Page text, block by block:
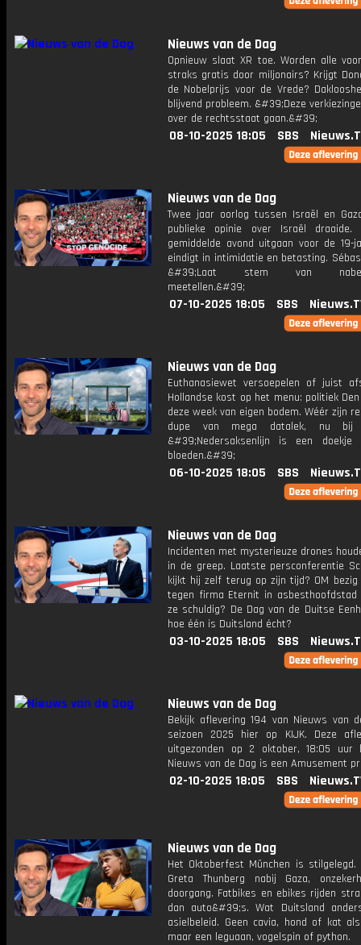
Nieuws van de Dag
Opnieuw slaat XR toe. Worden alle
straks gratis door miljonairs? Krijgt
de Nobelprijs voor de Vrede?
blijvend probleem. &#39;Deze
over de rechtsstaat gaan.&#39;
08-10-2025 18:05 SBS
Nieuws van de Dag
Twee jaar oorlog tussen Israël en
publieke opinie over Israël draaide.
gemiddelde avond uitgaan voor de 19-
eindigt in intimidatie en betasting.
&#39;Laat stem van
meetellen.&#39;
07-10-2025 18:05 SBS
Nieuws van de Dag
Euthanasiewet versoepelen of juist
Hollandse kost op het menu: politiek
deze week van eigen bodem. Wéér zijn
dupe van mega datalek, nu bij
&#39;Nedersaksenlijn is een
bloeden.&#39;
06-10-2025 18:05 SBS
Nieuws van de Dag
Incidenten met mysterieuze drones
in de greep. Laatste persconferentie
kijkt hij zelf terug op zijn tijd? OM bezig
tegen firma Eternit in asbesthoofdstad
ze schuldig? De Dag van de Duitse
hoe één is Duitsland écht?
03-10-2025 18:05 SBS
Nieuws van de Dag
Bekijk aflevering 194 van Nieuws van
seizoen 2025 hier op KIJK. Deze
uitgezonden op 2 oktober, 18:05 uur
Nieuws van de Dag is een Amusement
02-10-2025 18:05 SBS
Nieuws van de Dag
Het Oktoberfest München is stilgelegd.
Greta Thunberg nabij Gaza,
doorgang. Fatbikes en ebikes rijden
dan auto&#39;s. Wat Duitsland
asielbeleid. Geen cavia, hond of kat
maar een leguaan, vogelspin of python.